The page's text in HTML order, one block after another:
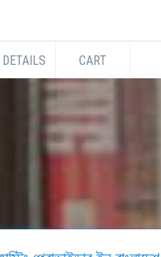
DETAILS CART